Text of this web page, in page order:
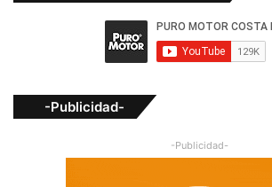
-Publicidad-
-Publicidad-